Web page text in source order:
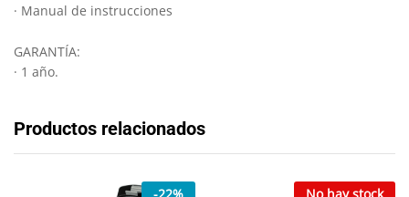
· Manual de instrucciones
GARANTÍA:
· 1 año.
Productos relacionados